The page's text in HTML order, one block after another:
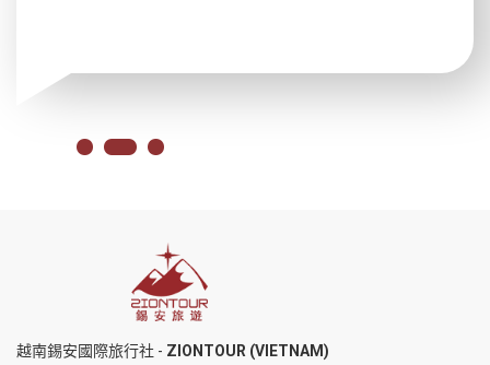
越南錫安國際旅行社 - ZIONTOUR (VIETNAM)